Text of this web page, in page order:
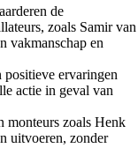
de
zoals Samir van
vakmanschap en
positieve ervaringen
actie in geval van
monteurs zoals Henk
uitvoeren, zonder